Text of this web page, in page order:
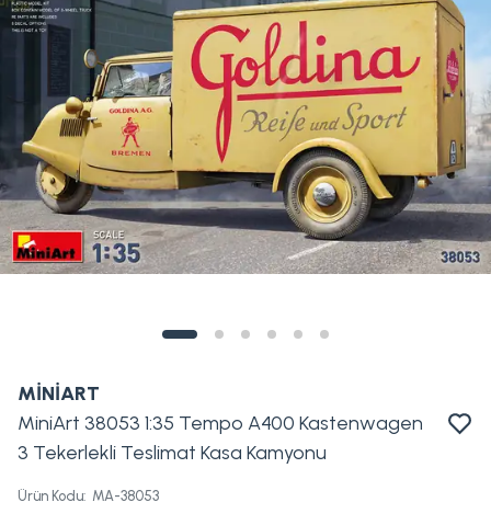
MİNİART
MiniArt 38053 1:35 Tempo A400 Kastenwagen
3 Tekerlekli Teslimat Kasa Kamyonu
Ürün Kodu: MA-38053